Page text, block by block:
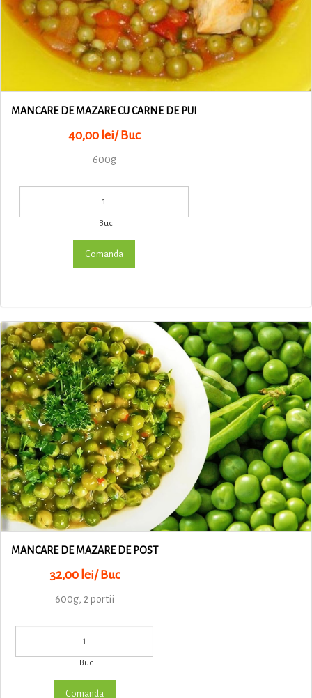
MANCARE DE MAZARE CU CARNE DE PUI
40,00 lei/ Buc
600g
Buc
MANCARE DE MAZARE DE POST
32,00 lei/ Buc
600g, 2 portii
Buc